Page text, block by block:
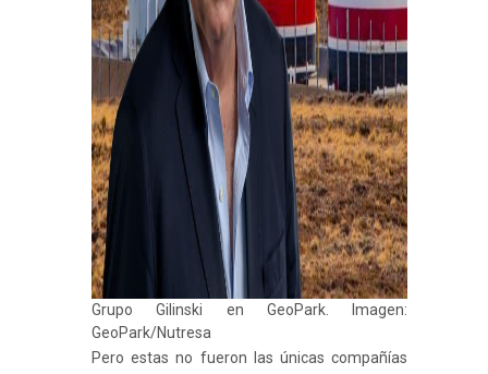
Grupo Gilinski en GeoPark. Imagen:
GeoPark/Nutresa
Pero estas no fueron las únicas compañías